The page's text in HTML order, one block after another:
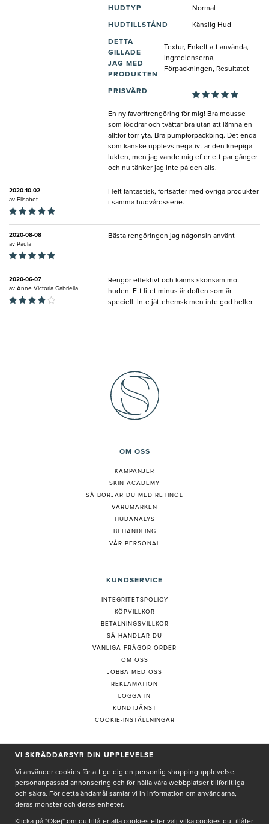
HUDTYP Normal
HUDTILLSTÅND Känslig Hud
DETTA
GILLADE
JAG MED
PRODUKTEN
Textur, Enkelt att använda,
Ingredienserna,
Förpackningen, Resultatet
PRISVÄRD
En ny favoritrengöring för mig! Bra mousse
som löddrar och tvättar bra utan att lämna en
alltför torr yta. Bra pumpförpackbing. Det enda
som kanske upplevs negativt är den knepiga
lukten, men jag vande mig efter ett par gånger
och nu tänker jag inte på den alls.
2020-10-02
av Elisabet
Helt fantastisk, fortsätter med övriga produkter
i samma hudvårdsserie.
2020-08-08
av Paula
Bästa rengöringen jag någonsin använt
2020-06-07
av Anne Victoria Gabriella
Rengör effektivt och känns skonsam mot
huden. Ett litet minus är doften som är
speciell. Inte jättehemsk men inte god heller.
OM OSS
KAMPANJER
SKIN ACADEMY
SÅ BÖRJAR DU MED RETINOL
VARUMÄRKEN
HUDANALYS
BEHANDLING
VÅR PERSONAL
KUNDSERVICE
INTEGRITETSPOLICY
KÖPVILLKOR
BETALNINGSVILLKOR
SÅ HANDLAR DU
VANLIGA FRÅGOR ORDER
OM OSS
JOBBA MED OSS
REKLAMATION
LOGGA IN
KUNDTJÄNST
COOKIE-INSTÄLLNINGAR
PRENUMERERA PÅ NYHETSBREV
Genom att ge min e-post, accepterar jag Seth och Sallyintegritetspolicy
VI SKRÄDDARSYR DIN UPPLEVELSE
Vi använder cookies för att ge dig en personlig shoppingupplevelse,
personanpassad annonsering och för hålla våra webbplatser tillförlitliga
och säkra. För detta ändamål samlar vi in information om användarna,
deras mönster och deras enheter.
Klicka på "Okej" om du tillåter alla cookies eller välj vilka cookies du tillåter